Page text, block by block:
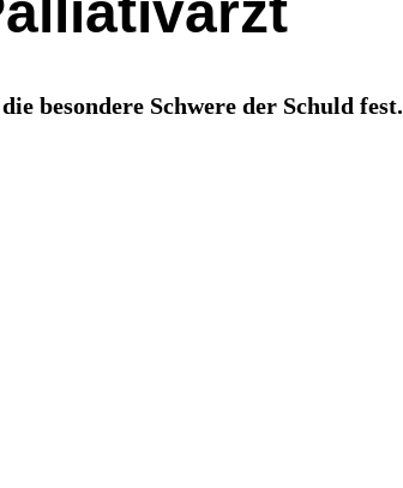
besondere Schwere der Schuld fest.